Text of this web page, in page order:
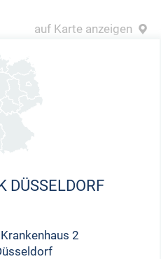
auf Karte anzeigen
DÜSSELDORF
2